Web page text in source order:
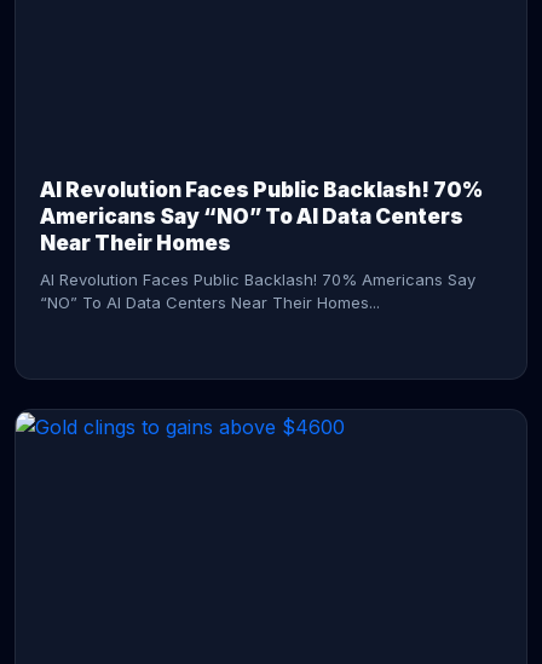
AI Revolution Faces Public Backlash! 70%
Americans Say “NO” To AI Data Centers
Near Their Homes
AI Revolution Faces Public Backlash! 70% Americans Say
“NO” To AI Data Centers Near Their Homes...